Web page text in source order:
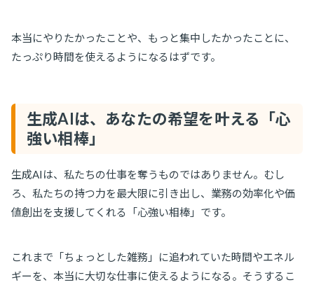
本当にやりたかったことや、もっと集中したかったことに、
たっぷり時間を使えるようになるはずです。
生成AIは、あなたの希望を叶える「心
強い相棒」
生成AIは、私たちの仕事を奪うものではありません。むし
ろ、私たちの持つ力を最大限に引き出し、業務の効率化や価
値創出を支援してくれる「心強い相棒」です。
これまで「ちょっとした雑務」に追われていた時間やエネル
ギーを、本当に大切な仕事に使えるようになる。そうするこ